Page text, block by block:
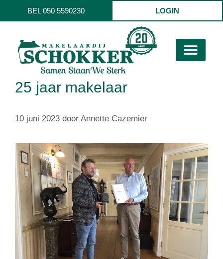
BEL 050 5590230 LOGIN
25 jaar makelaar
10 juni 2023 door Annette Cazemier